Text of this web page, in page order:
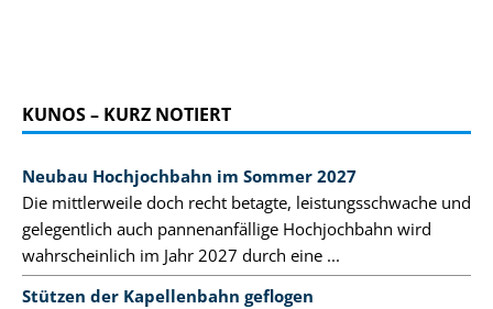
KUNOS – KURZ NOTIERT
Neubau Hochjochbahn im Sommer 2027
Die mittlerweile doch recht betagte, leistungsschwache und
gelegentlich auch pannenanfällige Hochjochbahn wird
wahrscheinlich im Jahr 2027 durch eine ...
Stützen der Kapellenbahn geflogen